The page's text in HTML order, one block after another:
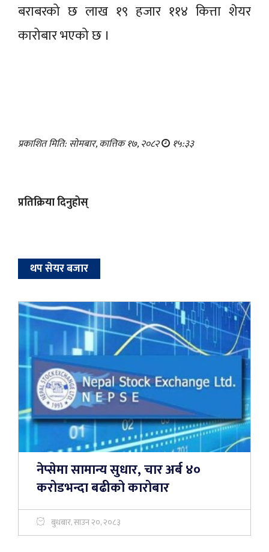
बराबरको छ लाख १९ हजार ११४ कित्ता शेयर
कारोबार भएको छ ।
प्रकाशित मिति: सोमबार, कात्तिक १७, २०८२ १५:३३
प्रतिक्रिया दिनुहोस्
थप सेयर बजार
नेप्सेमा सामान्य सुधार, चार अर्ब ४०
करोडभन्दा बढीको कारोबार
बुधबार, साउन २०, २०८३